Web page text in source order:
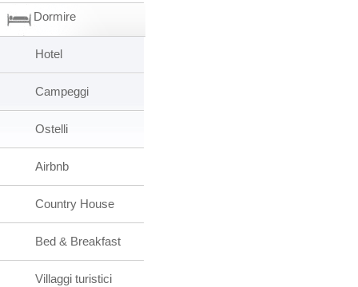
Dormire
Hotel
Campeggi
Ostelli
Airbnb
Country House
Bed & Breakfast
Villaggi turistici